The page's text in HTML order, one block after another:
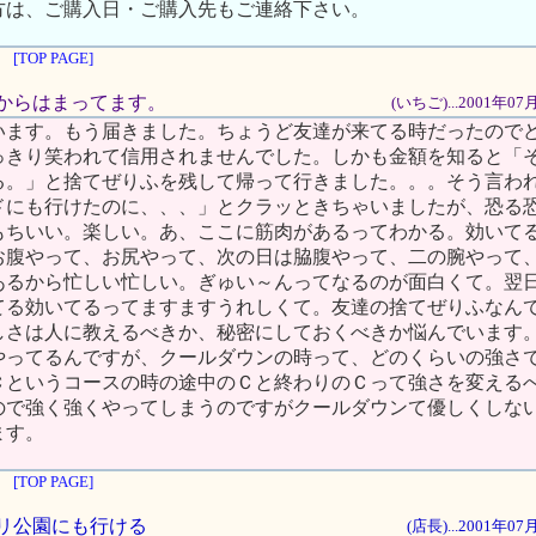
、ご購入日・ご購入先もご連絡下さい。
[TOP PAGE]
らはまってます。 (いちご)...2001年07
す。もう届きました。ちょうど友達が来てる時だったので
り笑われて信用されませんでした。しかも金額を知ると「
」と捨てぜりふを残して帰って行きました。。。そう言わ
も行けたのに、、、」とクラッときちゃいましたが、恐る
いい。楽しい。あ、ここに筋肉があるってわかる。効いて
やって、お尻やって、次の日は脇腹やって、二の腕やって
から忙しい忙しい。ぎゅい～んってなるのが面白くて。翌
効いてるってますますうれしくて。友達の捨てぜりふなん
は人に教えるべきか、秘密にしておくべきか悩んでいます
てるんですが、クールダウンの時って、どのくらいの強さ
いうコースの時の途中のＣと終わりのＣって強さを変える
強く強くやってしまうのですがクールダウンて優しくしな
。
[TOP PAGE]
公園にも行ける (店長)...2001年07